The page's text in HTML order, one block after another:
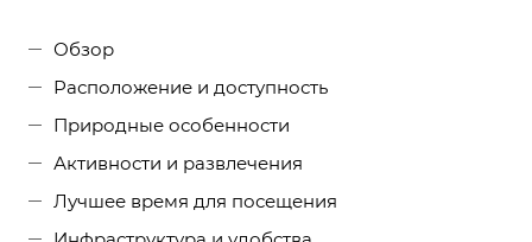
Обзор
Расположение и доступность
Природные особенности
Активности и развлечения
Лучшее время для посещения